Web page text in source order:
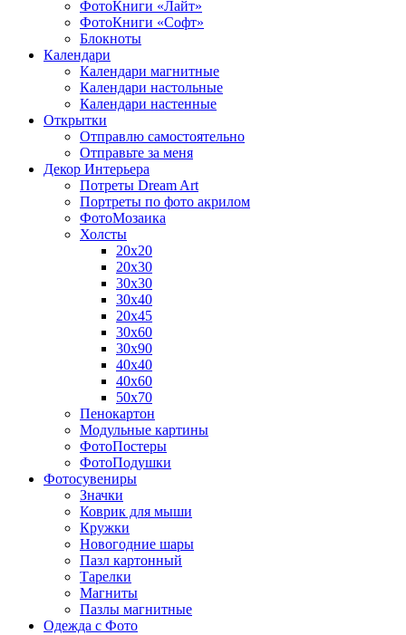
ФотоКниги «Лайт»
ФотоКниги «Софт»
Блокноты
Календари
Календари магнитные
Календари настольные
Календари настенные
Открытки
Отправлю самостоятельно
Отправьте за меня
Декор Интерьера
Потреты Dream Art
Портреты по фото акрилом
ФотоМозаика
Холсты
20х20
20х30
30х30
30х40
20х45
30х60
30х90
40х40
40х60
50х70
Пенокартон
Модульные картины
ФотоПостеры
ФотоПодушки
Фотоcувениры
Значки
Коврик для мыши
Кружки
Новогодние шары
Пазл картонный
Тарелки
Магниты
Пазлы магнитные
Одежда с Фото